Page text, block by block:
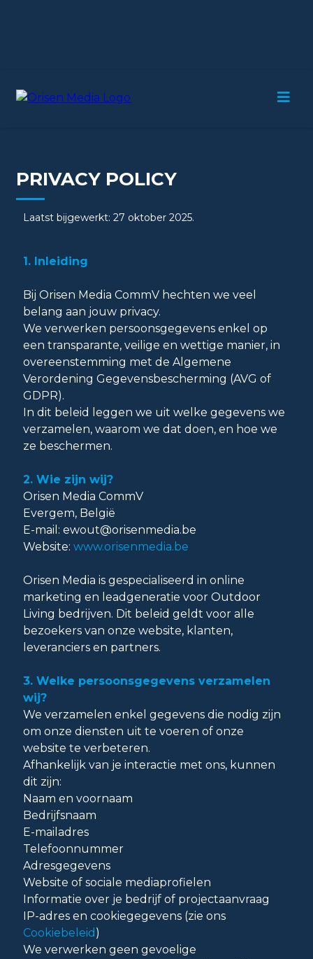
PRIVACY POLICY
Laatst bijgewerkt: 27 oktober 2025.
1. Inleiding
Bij Orisen Media CommV hechten we veel
belang aan jouw privacy.
We verwerken persoonsgegevens enkel op
een transparante, veilige en wettige manier, in
overeenstemming met de Algemene
Verordening Gegevensbescherming (AVG of
GDPR).
In dit beleid leggen we uit welke gegevens we
verzamelen, waarom we dat doen, en hoe we
ze beschermen.
2. Wie zijn wij?
Orisen Media CommV
Evergem, België
E-mail:ewout@orisenmedia.be
Website:www.orisenmedia.be
Orisen Media is gespecialiseerd in online
marketing en leadgeneratie voor Outdoor
Living bedrijven. Dit beleid geldt voor alle
bezoekers van onze website, klanten,
leveranciers en partners.
3. Welke persoonsgegevens verzamelen
wij?
We verzamelen enkel gegevens die nodig zijn
om onze diensten uit te voeren of onze
website te verbeteren.
Afhankelijk van je interactie met ons, kunnen
dit zijn:
Naam en voornaam
Bedrijfsnaam
E-mailadres
Telefoonnummer
Adresgegevens
Website of sociale mediaprofielen
Informatie over je bedrijf of projectaanvraag
IP-adres en cookiegegevens (zie ons
Cookiebeleid )
We verwerken geen gevoelige